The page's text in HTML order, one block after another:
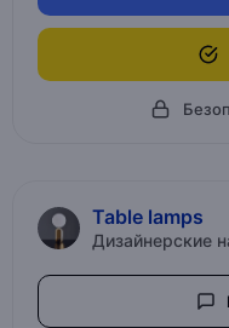
Table lamps
Дизайнерские